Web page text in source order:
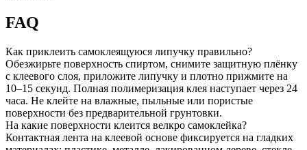
FAQ
Как приклеить самоклеящуюся липучку правильно?
Обезжирьте поверхность спиртом, снимите защитную плёнку
с клеевого слоя, приложите липучку и плотно прижмите на
10–15 секунд. Полная полимеризация клея наступает через 24
часа. Не клейте на влажные, пыльные или пористые
поверхности без предварительной грунтовки.
На какие поверхности клеится велкро самоклейка?
Контактная лента на клеевой основе фиксируется на гладких